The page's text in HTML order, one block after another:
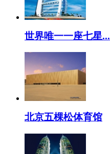
世界唯一一座七星...
北京五棵松体育馆